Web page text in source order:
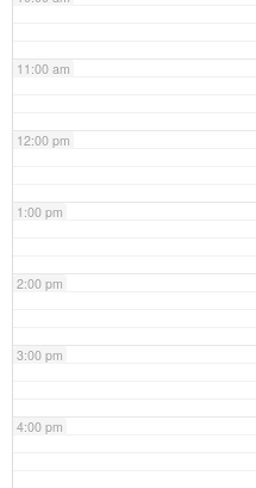
11:00 am
12:00 pm
1:00 pm
2:00 pm
3:00 pm
4:00 pm